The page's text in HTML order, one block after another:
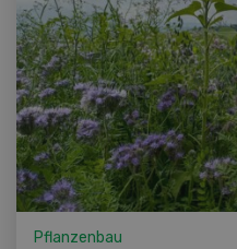
Pflanzenbau